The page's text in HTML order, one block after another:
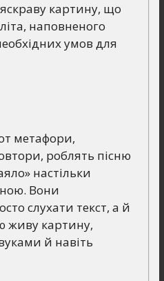
картину, що
наповненого
умов для
метафори,
роблять пісню
настільки
Вони
слухати текст, а й
живу картину,
й навіть